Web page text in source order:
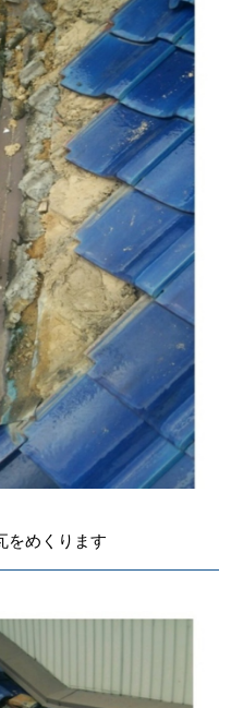
をめくります